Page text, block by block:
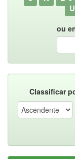
U
ou
Classificar